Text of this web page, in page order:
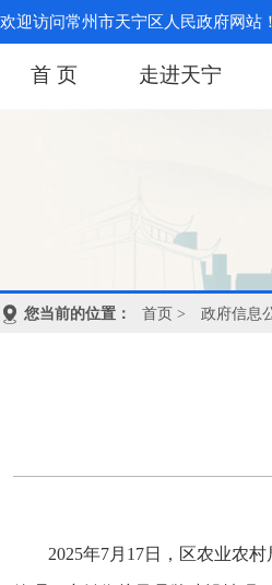
欢迎访问常州市天宁区人民政府网站！
首 页 走进天宁
您当前的位置： 首页 > 政府信息
2025年7月17日，区农业农